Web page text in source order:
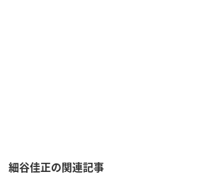
細谷佳正の関連記事